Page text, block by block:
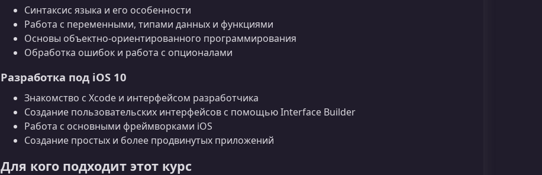
Синтаксис языка и его особенности
Работа с переменными, типами данных и функциями
Основы объектно-ориентированного программирования
Обработка ошибок и работа с опционалами
Разработка под iOS 10
Знакомство с Xcode и интерфейсом разработчика
Создание пользовательских интерфейсов с помощью Interface Builder
Работа с основными фреймворками iOS
Создание простых и более продвинутых приложений
Для кого подходит этот курс